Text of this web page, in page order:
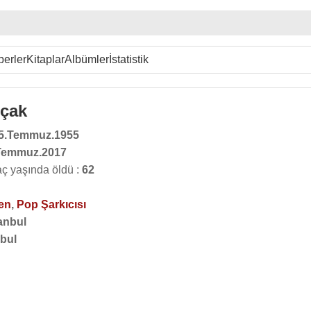
KitaplarAlbümler İstatistik
yaşında öldü : 62
, Pop Şarkıcısı